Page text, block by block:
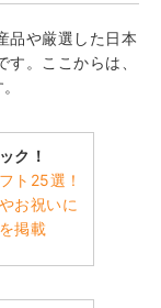
品や厳選した日本
。ここからは、
ク！
ト25選！
お祝いに
掲載